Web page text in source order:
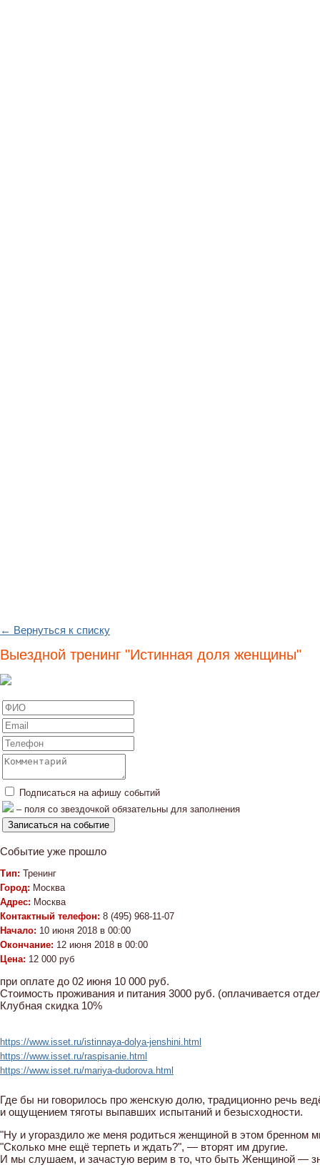
← Вернуться к списку
Выездной тренинг "Истинная доля женщины"
Подписаться на афишу событий
– поля со звездочкой обязательны для заполнения
Событие уже прошло
Тип: Тренинг
Город: Москва
Адрес: Москва
Контактный телефон: 8 (495) 968-11-07
Начало: 10 июня 2018 в 00:00
Окончание: 12 июня 2018 в 00:00
Цена: 12 000 руб
при оплате до 02 июня 10 000 руб.
Стоимость проживания и питания 3000 руб. (оплачивается
Клубная скидка 10%
https://www.isset.ru/istinnaya-dolya-jenshini.html
https://www.isset.ru/raspisanie.html
https://www.isset.ru/mariya-dudorova.html
Где бы ни говорилось про женскую долю, традиционно речь
и ощущением тяготы выпавших испытаний и безысходности.
"Ну и угораздило же меня родиться женщиной в этом бренном
"Сколько мне ещё терпеть и ждать?", — вторят им другие.
И мы слушаем, и зачастую верим в то, что быть Женщиной —